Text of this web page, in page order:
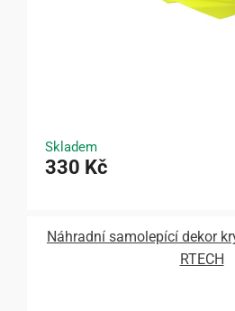
Skladem
330 Kč
Náhradní samolepící dekor
RTECH